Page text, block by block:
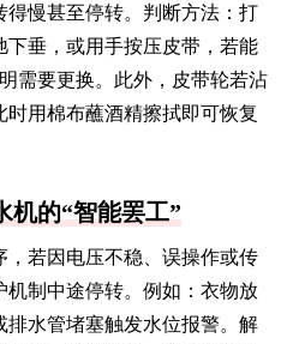
得慢甚至停转。判断方法：打
下垂，或用手按压皮带，若能
需要更换。此外，皮带轮若沾
用棉布蘸酒精擦拭即可恢复
机的“智能罢工”
，若因电压不稳、误操作或传
机制中途停转。例如：衣物放
排水管堵塞触发水位报警。解